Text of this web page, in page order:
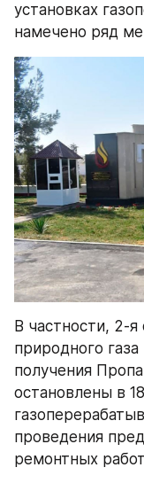
установках
намечено ряд
В частности, 2-
природного
получения
остановлены в
проведения
ремонтных